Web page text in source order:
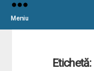
Meniu
Etichetă: